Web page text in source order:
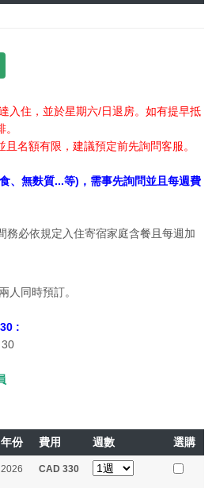
入住，並於星期六/日退房。如有提早抵
名額有限，建議預定前先詢問客服。
、無麩質...等)，需事先詢問並且每週費
務必依規定入住寄宿家庭含餐且每週加
人同時預訂。
:
年份 費用 週數
選購
2026 CAD 330